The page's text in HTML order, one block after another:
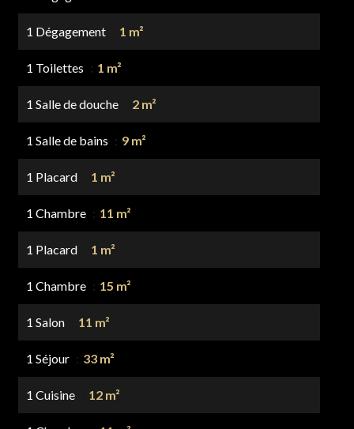
1 Dégagement 1 m²
1 Toilettes 1 m²
1 Salle de douche 2 m²
1 Salle de bains 9 m²
1 Placard 1 m²
1 Chambre 11 m²
1 Placard 1 m²
1 Chambre 15 m²
1 Salon 11 m²
1 Séjour 33 m²
1 Cuisine 12 m²